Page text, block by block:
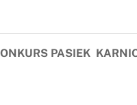
PASIEK